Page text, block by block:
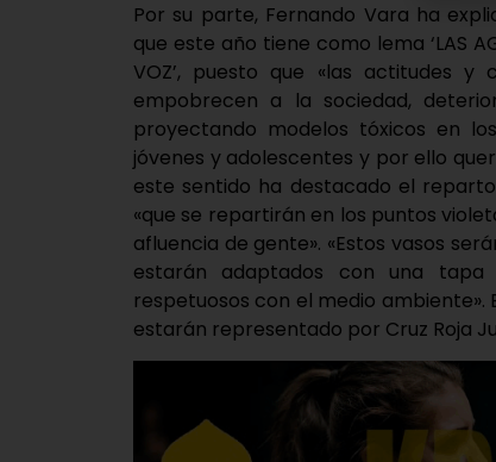
Por su parte, Fernando Vara ha
que este año tiene como lema ‘LAS
VOZ’, puesto que «las actitudes
empobrecen a la sociedad,
proyectando modelos tóxicos en
jóvenes y adolescentes y por ello
este sentido ha destacado el
«que se repartirán en los puntos
afluencia de gente». «Estos vasos
estarán adaptados con una
respetuosos con el medio
estarán representado por Cruz Roja